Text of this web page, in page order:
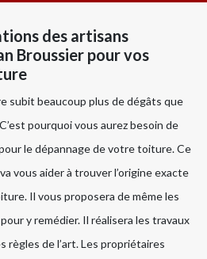
des artisans
Broussier pour vos
subit beaucoup plus de dégâts que
pourquoi vous aurez besoin de
le dépannage de votre toiture. Ce
vous aider à trouver l’origine exacte
Il vous proposera de même les
y remédier. Il réalisera les travaux
règles de l’art. Les propriétaires